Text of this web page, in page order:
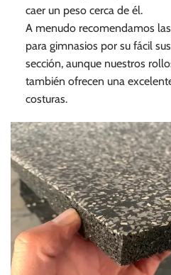
caer un peso cerca de él.
A menudo recomendamos
para gimnasios por su fácil
sección, aunque nuestros
también ofrecen una
costuras.